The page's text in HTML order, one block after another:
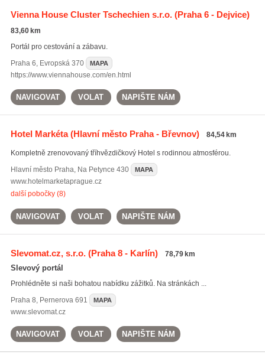
Vienna House Cluster Tschechien s.r.o.(Praha 6 - Dejvice)
83,60 km
Portál pro cestování a zábavu.
Praha 6, Evropská 370 MAPA
https://www.viennahouse.com/en.html
NAVIGOVAT VOLAT NAPIŠTE NÁM
Hotel Markéta(Hlavní město Praha - Břevnov) 84,54 km
Kompletně zrenovovaný tříhvězdičkový Hotel s rodinnou atmosférou.
Hlavní město Praha, Na Petynce 430 MAPA
www.hotelmarketaprague.cz
další pobočky (8)
NAVIGOVAT VOLAT NAPIŠTE NÁM
Slevomat.cz, s.r.o.(Praha 8 - Karlín) 78,79 km
Slevový portál
Prohlédněte si naši bohatou nabídku zážitků. Na stránkách ...
Praha 8, Pernerova 691 MAPA
www.slevomat.cz
NAVIGOVAT VOLAT NAPIŠTE NÁM